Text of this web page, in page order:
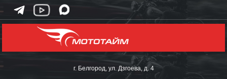
г. Белгород, ул. Дзгоева, д. 4